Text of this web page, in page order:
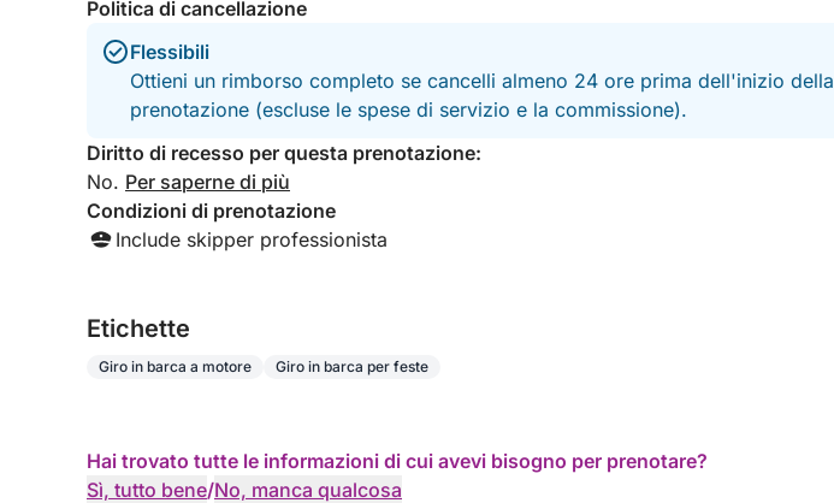
⭐ Perché scegliere questa esperienza
✔️ Nessuna folla o sconosciuti a bordo
✔️ Tour privato solo per il tuo gruppo
✔️ Ritmo rilassato e personalizzabile
✔️ Accesso a spot meno frequentati
✔️ Esperienza autentica e più esclusiva
✔️ Perfetta per coppie, famiglie e piccoli gruppi
Vivi il mare di Cagliari come dovrebbe essere:
💎 Esperienza privata ed esclusiva
prezzo speciale di 399€ a barca
Politica di cancellazione
Flessibili
Ottieni un rimborso completo se cancelli almeno 24 ore prima dell'inizio della
prenotazione (escluse le spese di servizio e la commissione).
Diritto di recesso per questa prenotazione:
No. Per saperne di più
Condizioni di prenotazione
Include skipper professionista
Etichette
Giro in barca a motore Giro in barca per feste
Hai trovato tutte le informazioni di cui avevi bisogno per prenotare?
Sì, tutto bene/No, manca qualcosa